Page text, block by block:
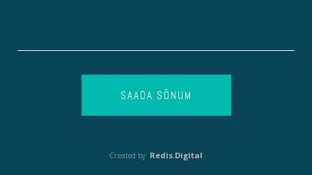
SAADA SÕNUM
Created by Redis.Digital